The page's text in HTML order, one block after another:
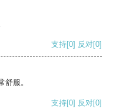
支持[0] 反对[0]
服。
支持[0] 反对[0]